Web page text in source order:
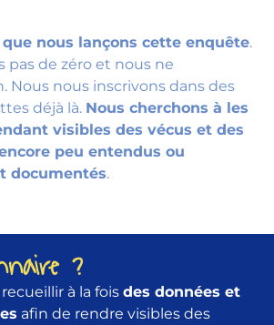
que nous lançons cette enquête.
pas de zéro et nous ne
Nous nous inscrivons dans des
déjà là. Nous cherchons à les
visibles des vécus et des
peu entendus ou
documentés.
?
à la fois des données et
afin de rendre visibles des